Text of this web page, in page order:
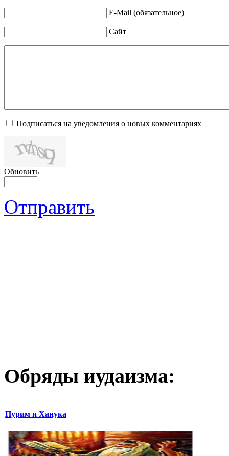
E-Mail (обязательное)
Сайт
Подписаться на уведомления о новых комментариях
Обновить
Отправить
Обряды иудаизма:
Пурим и Ханука